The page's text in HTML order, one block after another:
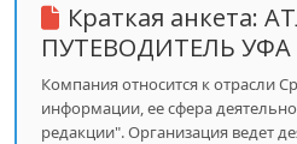
Краткая анкета:
ПУТЕВОДИТЕЛЬ УФА
Компания относится к отрасли
информации, ее сфера
редакции". Организация ведет